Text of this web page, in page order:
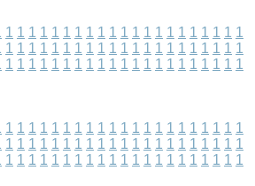
1 1 1 1 1 1 1 1 1 1 1 1 1 1 1 1 1 1 1 1 1
1 1 1 1 1 1 1 1 1 1 1 1 1 1 1 1 1 1 1 1 1
1 1 1 1 1 1 1 1 1 1 1 1 1 1 1 1 1 1 1 1 1
1 1 1 1 1 1 1 1 1 1 1 1 1 1 1 1 1 1 1 1 1
1 1 1 1 1 1 1 1 1 1 1 1 1 1 1 1 1 1 1 1 1
1 1 1 1 1 1 1 1 1 1 1 1 1 1 1 1 1 1 1 1 1